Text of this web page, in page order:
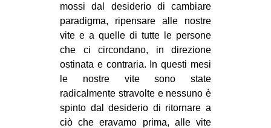
mossi dal desiderio di cambiare
paradigma, ripensare alle nostre
vite e a quelle di tutte le persone
che ci circondano, in direzione
ostinata e contraria. In questi mesi
le nostre vite sono state
radicalmente stravolte e nessuno è
spinto dal desiderio di ritornare a
ciò che eravamo prima, alle vite